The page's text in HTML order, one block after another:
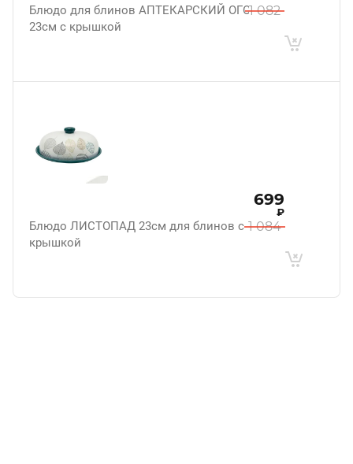
Блюдо для блинов АПТЕКАРСКИЙ ОГОРОД
23см с крышкой
1 082
Блюдо ЛИСТОПАД 23см для блинов с
крышкой
1 084
699
₽